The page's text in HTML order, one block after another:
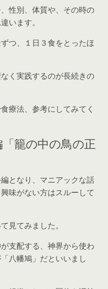
性別、体質や、その時の
います。
つ、１日３食をとったほ
く実践するのが長続きの
療法、参考にしてみてく
籠の中の鳥の正
となり、マニアックな話
味がない方はスルーして
見てみました。
支配する、神界から使わ
八幡鳩」だといいまし